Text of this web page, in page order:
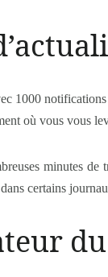
1000
où vous vous
minutes
certains